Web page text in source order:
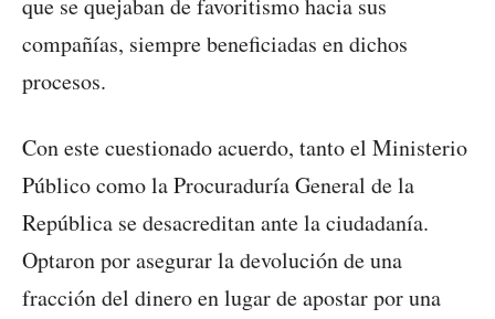
que se quejaban de favoritismo hacia sus
compañías, siempre beneficiadas en dichos
procesos.
Con este cuestionado acuerdo, tanto el Ministerio
Público como la Procuraduría General de la
República se desacreditan ante la ciudadanía.
Optaron por asegurar la devolución de una
fracción del dinero en lugar de apostar por una